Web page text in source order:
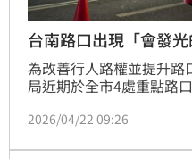
台南路口出現「會發
為改善行人路權並提升路
局近期於全市4處重點路
條。這項新設施不僅讓民
2026/04/22 09:26